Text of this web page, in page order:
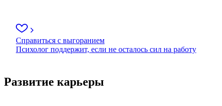
Справиться с выгоранием
Психолог поддержит, если не осталось сил на работу
Развитие карьеры